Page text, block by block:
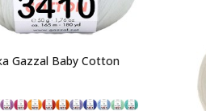
Gazzal Baby Cotton